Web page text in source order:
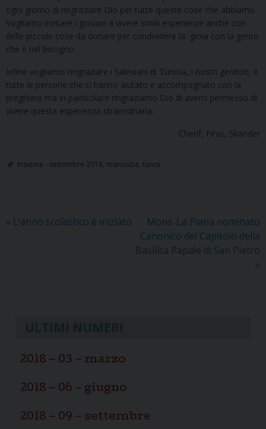
ogni giorno di ringraziare Dio per tutte queste cose che abbiamo.
Vogliamo invitare i giovani a vivere simili esperienze anche con
delle piccole cose da donare per condividere la gioia con la gente
che è nel bisogno.
Infine vogliamo ringraziare i Salesiani di Tunisia, i nostri genitori, e
tutte le persone che ci hanno aiutato e accompagnato con la
preghiera ma in particolare ringraziamo Dio di averci permesso di
vivere questa esperienza straordinaria.
Cherif, Firas, Skander
Insieme - settembre 2018 manouba tunisi
« L’anno scolastico è iniziato
Mons. La Piana nominato
Canonico del Capitolo della
Basilica Papale di San Pietro
»
2018 – 03 – marzo
2018 – 06 – giugno
2018 – 09 – settembre